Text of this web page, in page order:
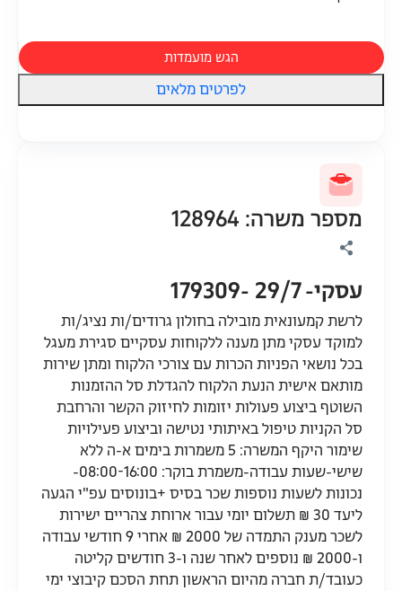
הגש מועמדות
לפרטים מלאים
מספר משרה: 128964
עסקי- 29/7 -179309
לרשת קמעונאית מובילה בחולון גרודים/ות נציג/ות
למוקד עסקי מתן מענה ללקוחות עסקיים סגירת מעגל
בכל נושאי הפניות הכרות עם צורכי הלקוח ומתן שירות
מותאם אישית הנעת הלקוח להגדלת סל ההזמנות
השוטף ביצוע פעולות יזומות לחיזוק הקשר והרחבת
סל הקניות טיפול באיתותי נטישה וביצוע פעילויות
שימור היקף המשרה: 5 משמרות בימים א-ה ללא
שישי-שעות עבודה-משמרת בוקר: 08:00-16:00-
נכונות לשעות נוספות שכר בסיס +בונוסים עפ"י הגעה
ליעד 30 ₪ תשלום יומי עבור ארוחת צהריים ישירות
לשכר מענק התמדה של 2000 ₪ אחרי 9 חודשי עבודה
ו-2000 ₪ נוספים לאחר שנה ו-3 חודשים קליטה
כעובד/ת חברה מהיום הראשון תחת הסכם קיבוצי ימי